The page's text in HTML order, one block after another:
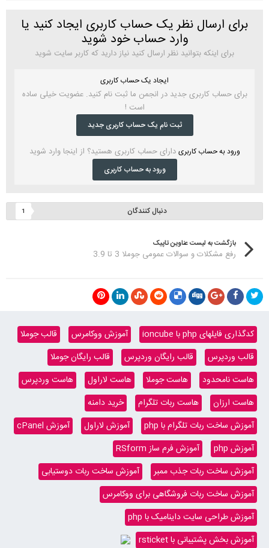
برای ارسال نظر یک حساب کاربری ایجاد کنید یا
وارد حساب خود شوید
برای اینکه بتوانید نظر ارسال کنید نیاز دارید که کاربر سایت شوید
ایجاد یک حساب کاربری
برای حساب کاربری جدید در انجمن ما ثبت نام کنید. عضویت خیلی ساده
است !
ثبت نام یک حساب کاربری جدید
ورود به حساب کاربری دارای حساب کاربری هستید؟ از اینجا وارد شوید
ورود به حساب کاربری
دنبال کنندگان 1
بازگشت به لیست عناوین تاپیک
رفع مشکلات و سوالات عمومی جوملا 3 تا 3.9
کدگذاری فایلهای php با ioncube آموزش ووکامرس
قالب جوملا
قالب وردپرس
قالب رایگان وردپرس
قالب رایگان جوملا
هاست نامحدود
هاست جوملا هاست لاراول
هاست وردپرس
هاست ارزان
هاست ربات تلگرام
خرید دامنه
آموزش ساخت ربات تلگرام با php
آموزش لاراول
آموزش cPanel
آموزش php
آموزش فرم ساز RSform
آموزش ساخت ربات جذب ممبر
آموزش ساخت ربات دوستیابی
آموزش ساخت ربات فروشگاهی برای ووکامرس
آموزش طراحی سایت داینامیک با php
آموزش بخش پشتیبانی با rsticket